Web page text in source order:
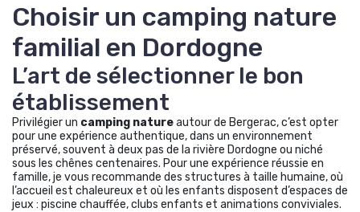
Choisir un camping nature
familial en Dordogne
L’art de sélectionner le bon
établissement
Privilégier un camping natureautour de Bergerac, c’est opter
pour une expérience authentique, dans un environnement
préservé, souvent à deux pas de la rivière Dordogne ou niché
sous les chênes centenaires. Pour une expérience réussie en
famille, je vous recommande des structures à taille humaine, où
l’accueil est chaleureux et où les enfants disposent d’espaces de
jeux : piscine chauffée, clubs enfants et animations conviviales.